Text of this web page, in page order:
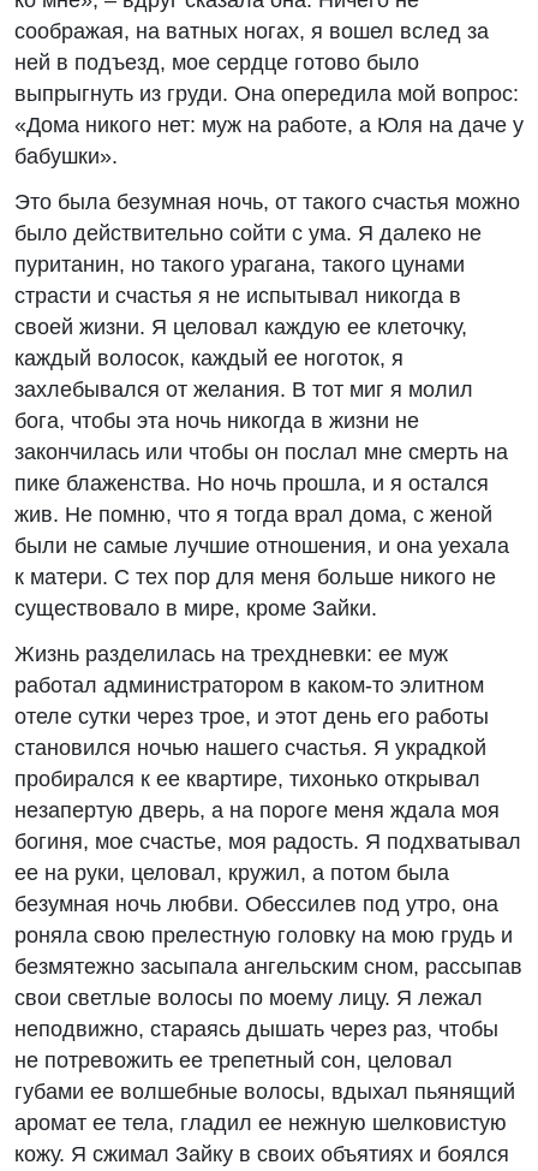
соображая, на ватных ногах, я вошел вслед за
ней в подъезд, мое сердце готово было
выпрыгнуть из груди. Она опередила мой вопрос:
«Дома никого нет: муж на работе, а Юля на даче у
бабушки».
Это была безумная ночь, от такого счастья можно
было действительно сойти с ума. Я далеко не
пуританин, но такого урагана, такого цунами
страсти и счастья я не испытывал никогда в
своей жизни. Я целовал каждую ее клеточку,
каждый волосок, каждый ее ноготок, я
захлебывался от желания. В тот миг я молил
бога, чтобы эта ночь никогда в жизни не
закончилась или чтобы он послал мне смерть на
пике блаженства. Но ночь прошла, и я остался
жив. Не помню, что я тогда врал дома, с женой
были не самые лучшие отношения, и она уехала
к матери. С тех пор для меня больше никого не
существовало в мире, кроме Зайки.
Жизнь разделилась на трехдневки: ее муж
работал администратором в каком-то элитном
отеле сутки через трое, и этот день его работы
становился ночью нашего счастья. Я украдкой
пробирался к ее квартире, тихонько открывал
незапертую дверь, а на пороге меня ждала моя
богиня, мое счастье, моя радость. Я подхватывал
ее на руки, целовал, кружил, а потом была
безумная ночь любви. Обессилев под утро, она
роняла свою прелестную головку на мою грудь и
безмятежно засыпала ангельским сном, рассыпав
свои светлые волосы по моему лицу. Я лежал
неподвижно, стараясь дышать через раз, чтобы
не потревожить ее трепетный сон, целовал
губами ее волшебные волосы, вдыхал пьянящий
аромат ее тела, гладил ее нежную шелковистую
кожу. Я сжимал Зайку в своих объятиях и боялся